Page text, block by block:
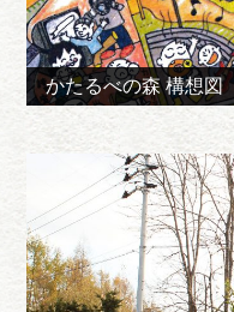
かたるべの森 構想図